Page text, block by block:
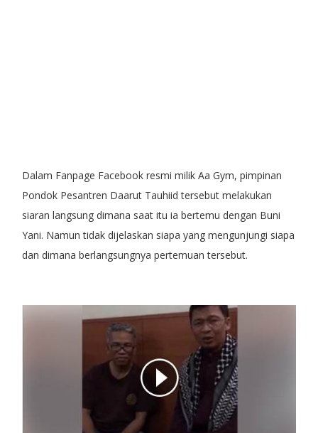
Dalam Fanpage Facebook resmi milik Aa Gym, pimpinan
Pondok Pesantren Daarut Tauhiid tersebut melakukan
siaran langsung dimana saat itu ia bertemu dengan Buni
Yani. Namun tidak dijelaskan siapa yang mengunjungi siapa
dan dimana berlangsungnya pertemuan tersebut.